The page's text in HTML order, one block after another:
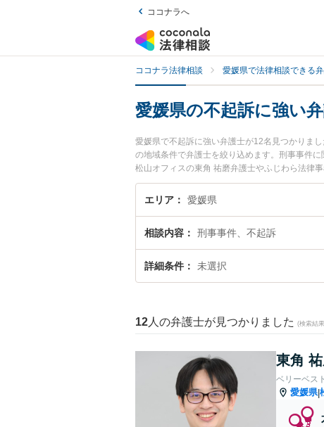
ココナラへ
ココナラ法律相談 愛媛県で法律相談できる
愛媛県の不起訴に強い
愛媛県で不起訴に強い弁護士が12名見つかりま
の地域条件で弁護士を絞り込めます。刑事事件
松山オフィスの東角 祐磨弁護士やふじわら法律
『愛媛県で土日や夜間に発生した不起訴のトラ
法律相談できる愛媛県内の弁護士に相談予約し
エリア 愛媛県
相談内容 刑事事件、不起訴
詳細条件 未選択
12 人の弁護士が見つかりました (検索結
東角
ベリーベス
愛媛県|